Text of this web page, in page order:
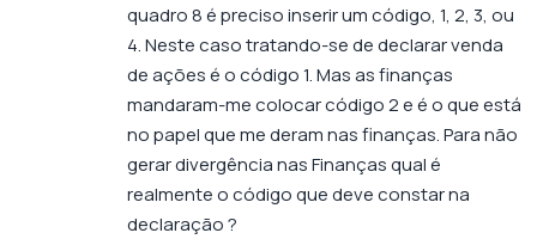
quadro 8 é preciso inserir um código, 1, 2, 3, ou
4. Neste caso tratando-se de declarar venda
de ações é o código 1. Mas as finanças
mandaram-me colocar código 2 e é o que está
no papel que me deram nas finanças. Para não
gerar divergência nas Finanças qual é
realmente o código que deve constar na
declaração ?